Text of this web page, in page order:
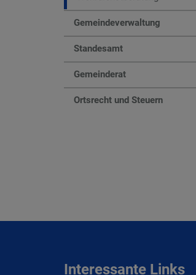
Gemeindeverwaltung
Standesamt
Gemeinderat
Ortsrecht und Steuern
Interessante Links